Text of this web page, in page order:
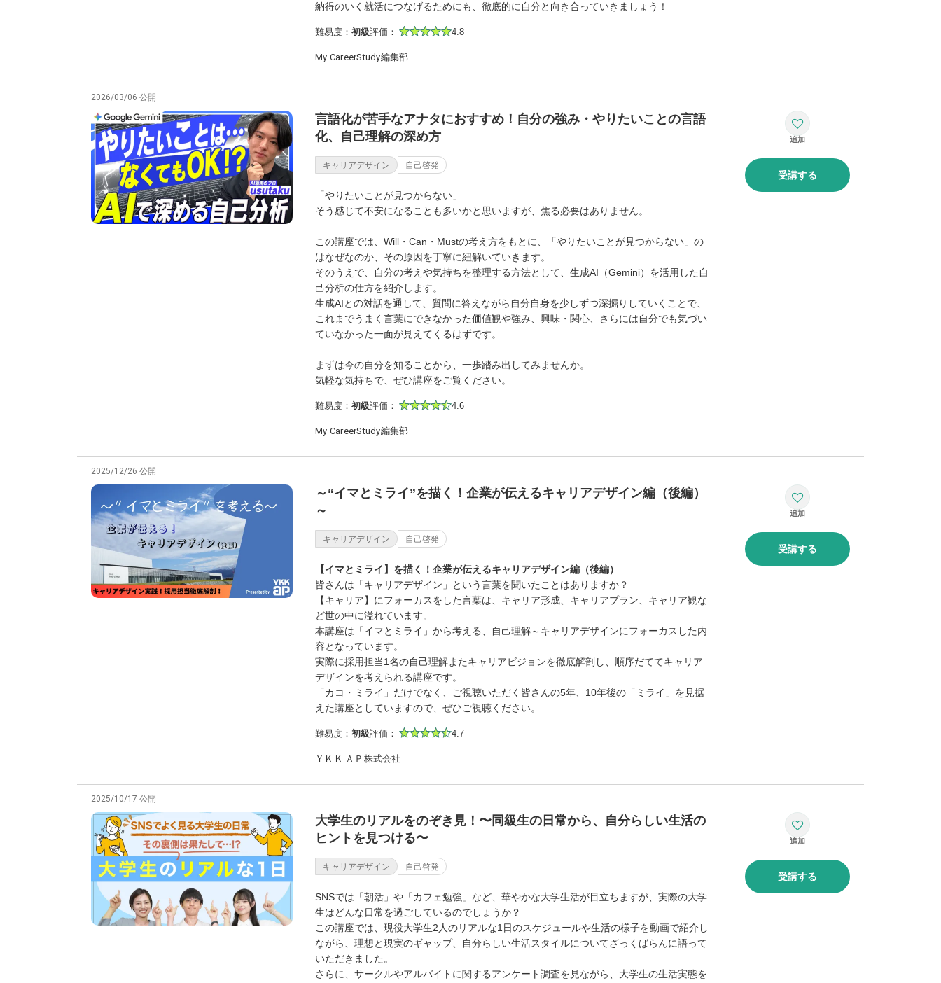
納得のいく就活につなげるためにも、徹底的に自分と向き合っていきましょう！
難易度： 初級評価： 4.8
My CareerStudy編集部
2026/03/06 公開
言語化が苦手なアナタにおすすめ！自分の強み・やりたいことの言語
化、自己理解の深め方
キャリアデザイン 自己啓発
「やりたいことが見つからない」
そう感じて不安になることも多いかと思いますが、焦る必要はありません。
この講座では、Will・Can・Mustの考え方をもとに、「やりたいことが見つからない」の
はなぜなのか、その原因を丁寧に紐解いていきます。
そのうえで、自分の考えや気持ちを整理する方法として、生成AI（Gemini）を活用した自
己分析の仕方を紹介します。
生成AIとの対話を通して、質問に答えながら自分自身を少しずつ深掘りしていくことで、
これまでうまく言葉にできなかった価値観や強み、興味・関心、さらには自分でも気づい
ていなかった一面が見えてくるはずです。
まずは今の自分を知ることから、一歩踏み出してみませんか。
気軽な気持ちで、ぜひ講座をご覧ください。
難易度： 初級評価： 4.6
My CareerStudy編集部
受講する
2025/12/26 公開
～“イマとミライ”を描く！企業が伝えるキャリアデザイン編（後編）
～
キャリアデザイン 自己啓発
【イマとミライ】を描く！企業が伝えるキャリアデザイン編（後編）
皆さんは「キャリアデザイン」という言葉を聞いたことはありますか？
【キャリア】にフォーカスをした言葉は、キャリア形成、キャリアプラン、キャリア観な
ど世の中に溢れています。
本講座は「イマとミライ」から考える、自己理解～キャリアデザインにフォーカスした内
容となっています。
実際に採用担当1名の自己理解またキャリアビジョンを徹底解剖し、順序だててキャリア
デザインを考えられる講座です。
「カコ・ミライ」だけでなく、ご視聴いただく皆さんの5年、10年後の「ミライ」を見据
えた講座としていますので、ぜひご視聴ください。
難易度： 初級評価： 4.7
ＹＫＫ ＡＰ株式会社
受講する
2025/10/17 公開
大学生のリアルをのぞき見！〜同級生の日常から、自分らしい生活の
ヒントを見つける〜
キャリアデザイン 自己啓発
SNSでは「朝活」や「カフェ勉強」など、華やかな大学生活が目立ちますが、実際の大学
生はどんな日常を過ごしているのでしょうか？
この講座では、現役大学生2人のリアルな1日のスケジュールや生活の様子を動画で紹介し
ながら、理想と現実のギャップ、自分らしい生活スタイルについてざっくばらんに語って
いただきました。
さらに、サークルやアルバイトに関するアンケート調査を見ながら、大学生の生活実態を
受講する